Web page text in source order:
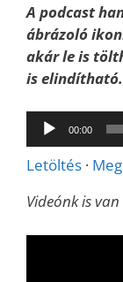
A podcast
ábrázoló
akár le is
is elindítható.
Audió
lejátszó
00:00
Letöltés ·
Videónk is